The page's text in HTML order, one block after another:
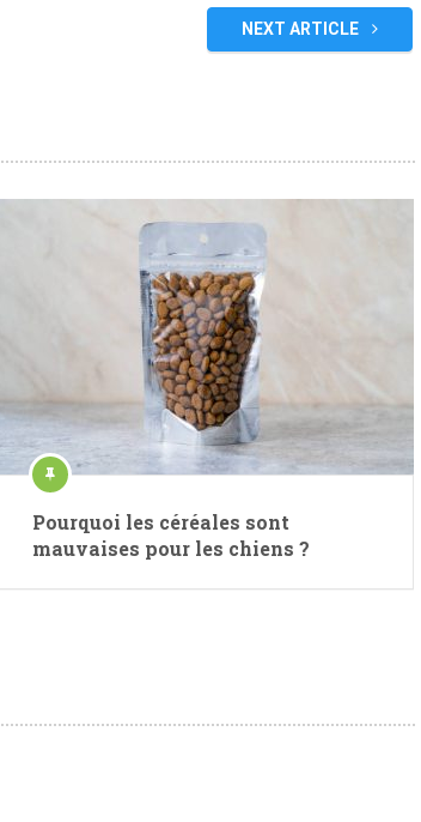
NEXT ARTICLE
Pourquoi les céréales sont
mauvaises pour les chiens ?